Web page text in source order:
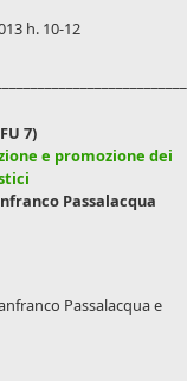
h. 10-12
7)
e promozione dei
Passalacqua
Passalacqua e